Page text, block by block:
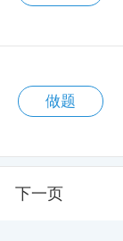
做题
下一页